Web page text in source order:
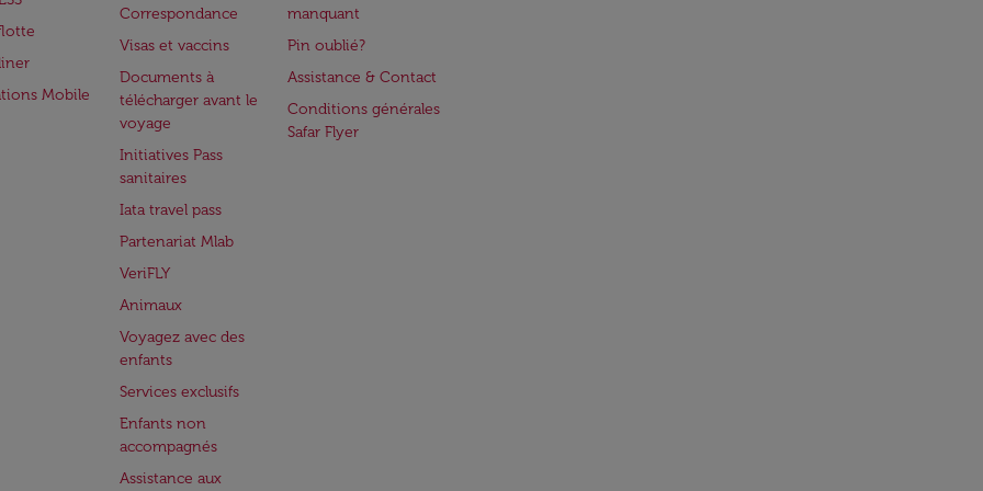
Mobile
Correspondance
Visas et vaccins
Documents à
télécharger avant le
voyage
Initiatives Pass
sanitaires
Iata travel pass
Partenariat Mlab
VeriFLY
Animaux
Voyagez avec des
enfants
Services exclusifs
Enfants non
accompagnés
Assistance aux
manquant
Pin oublié?
Assistance & Contact
Conditions générales
Safar Flyer